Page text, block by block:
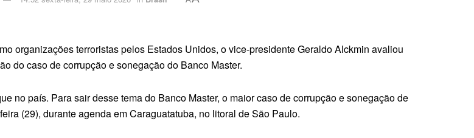
organizações terroristas pelos Estados Unidos, o vice-presidente Geraldo Alckmin avaliou
do caso de corrupção e sonegação do Banco Master.
no país. Para sair desse tema do Banco Master, o maior caso de corrupção e sonegação de
(29), durante agenda em Caraguatatuba, no litoral de São Paulo.